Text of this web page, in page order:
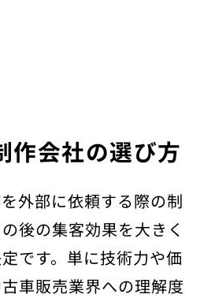
作会社の選び方
外部に依頼する際の制
後の集客効果を大きく
です。単に技術力や価
車販売業界への理解度